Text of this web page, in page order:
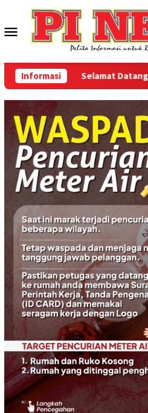
konten
Menu
Mobile
InformasiSelamat Datang Di